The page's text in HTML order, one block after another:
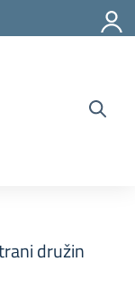
družin